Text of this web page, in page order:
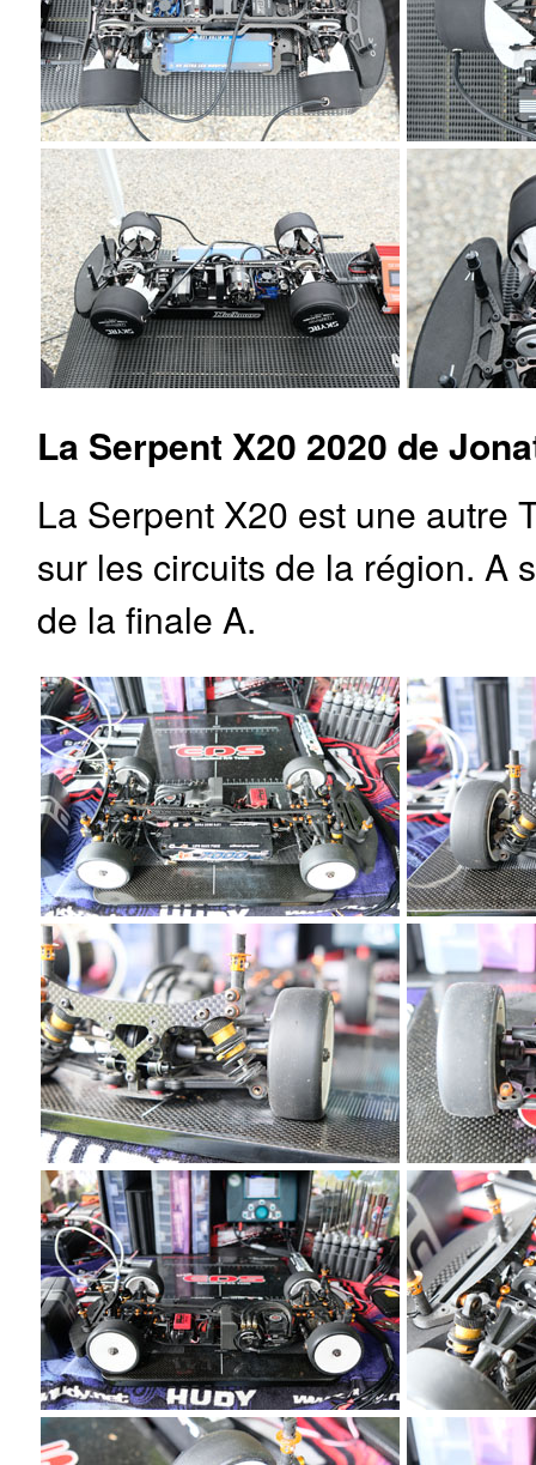
La Serpent X20 2020 de
La Serpent X20 est une autre
sur les circuits de la région. A
de la finale A.